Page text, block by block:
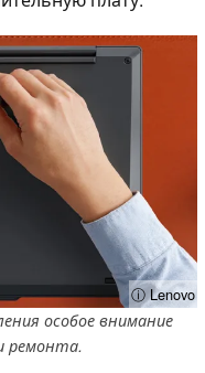
ⓘ Lenovo
особое внимание
ремонта.